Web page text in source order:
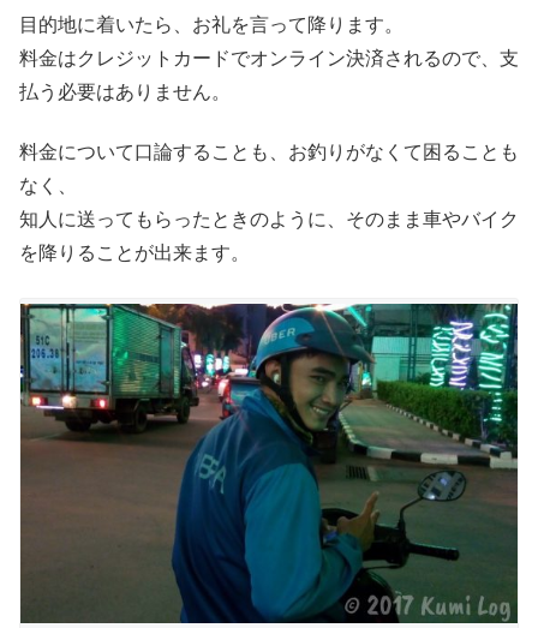
目的地に着いたら、お礼を言って降ります。
料金はクレジットカードでオンライン決済されるので、支
払う必要はありません。
料金について口論することも、お釣りがなくて困ることも
なく、
知人に送ってもらったときのように、そのまま車やバイク
を降りることが出来ます。